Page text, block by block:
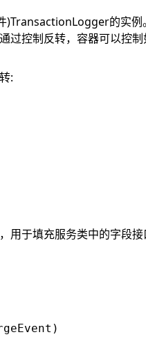
)TransactionLogger的实
过控制反转，容器可以控
:
于填充服务类中的字段接